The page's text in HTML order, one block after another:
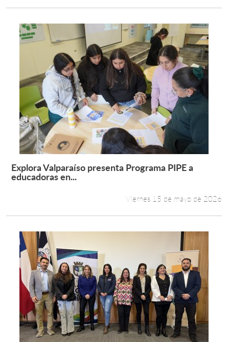
Leer más +
Explora Valparaíso presenta Programa PIPE a
educadoras en...
Viernes 15 de mayo de 2026